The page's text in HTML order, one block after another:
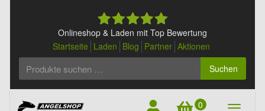
Onlineshop & Laden mit Top Bewertung
Startseite Laden Blog Partner Aktionen
Suchen
0